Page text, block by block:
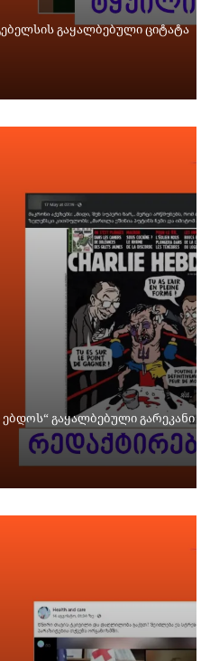
გაყალბებული ციტატა
გაყალბებული გარეკანი